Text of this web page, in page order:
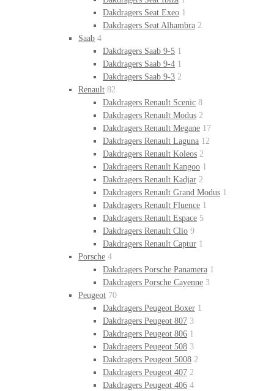
Dakdragers Seat Exeo 1
Dakdragers Seat Alhambra 2
Saab 4
Dakdragers Saab 9-5 1
Dakdragers Saab 9-4 1
Dakdragers Saab 9-3 2
Renault 82
Dakdragers Renault Scenic 8
Dakdragers Renault Modus 2
Dakdragers Renault Megane 17
Dakdragers Renault Laguna 12
Dakdragers Renault Koleos 2
Dakdragers Renault Kangoo 1
Dakdragers Renault Kadjar 2
Dakdragers Renault Grand Modus 1
Dakdragers Renault Fluence 1
Dakdragers Renault Espace 5
Dakdragers Renault Clio 9
Dakdragers Renault Captur 1
Porsche 4
Dakdragers Porsche Panamera 1
Dakdragers Porsche Cayenne 3
Peugeot 70
Dakdragers Peugeot Boxer 1
Dakdragers Peugeot 807 3
Dakdragers Peugeot 806 1
Dakdragers Peugeot 508 3
Dakdragers Peugeot 5008 2
Dakdragers Peugeot 407 2
Dakdragers Peugeot 406 4